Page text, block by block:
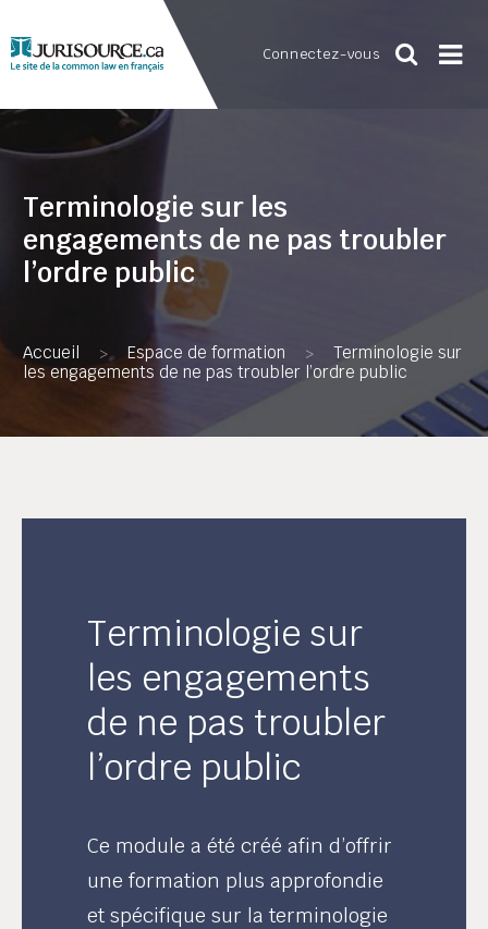
Connectez-vous
Terminologie sur les
engagements de ne pas troubler
l’ordre public
Accueil > Espace de formation >
Terminologie sur
les engagements de ne pas troubler l’ordre public
Terminologie sur
les engagements
de ne pas troubler
l’ordre public
Ce module a été créé afin d’offrir
une formation plus approfondie
et spécifique sur la terminologie